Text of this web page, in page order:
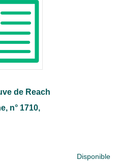
de Reach
, n° 1710,
Disponible